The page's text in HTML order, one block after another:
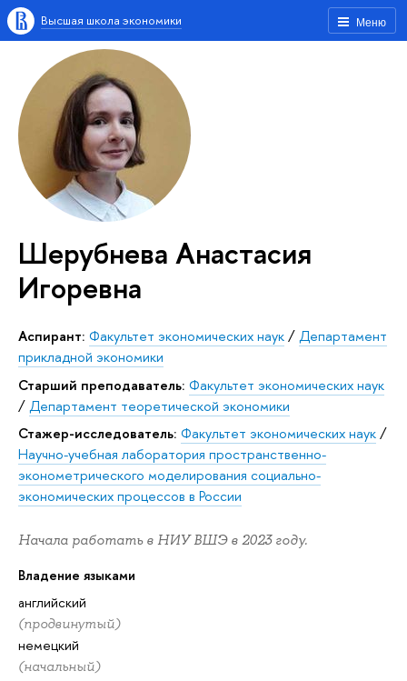
Меню
Высшая школа экономики
Шерубнева Анастасия
Игоревна
аспирант: Факультет экономических наук/Департамент
прикладной экономики
Старший преподаватель: Факультет экономических наук
/Департамент теоретической экономики
Стажер-исследователь: Факультет экономических наук/
Научно-учебная лаборатория пространственно-
эконометрического моделирования социально-
экономических процессов в России
Начала работать в НИУ ВШЭ в 2023 году.
Владение языками
английский
(продвинутый)
немецкий
(начальный)